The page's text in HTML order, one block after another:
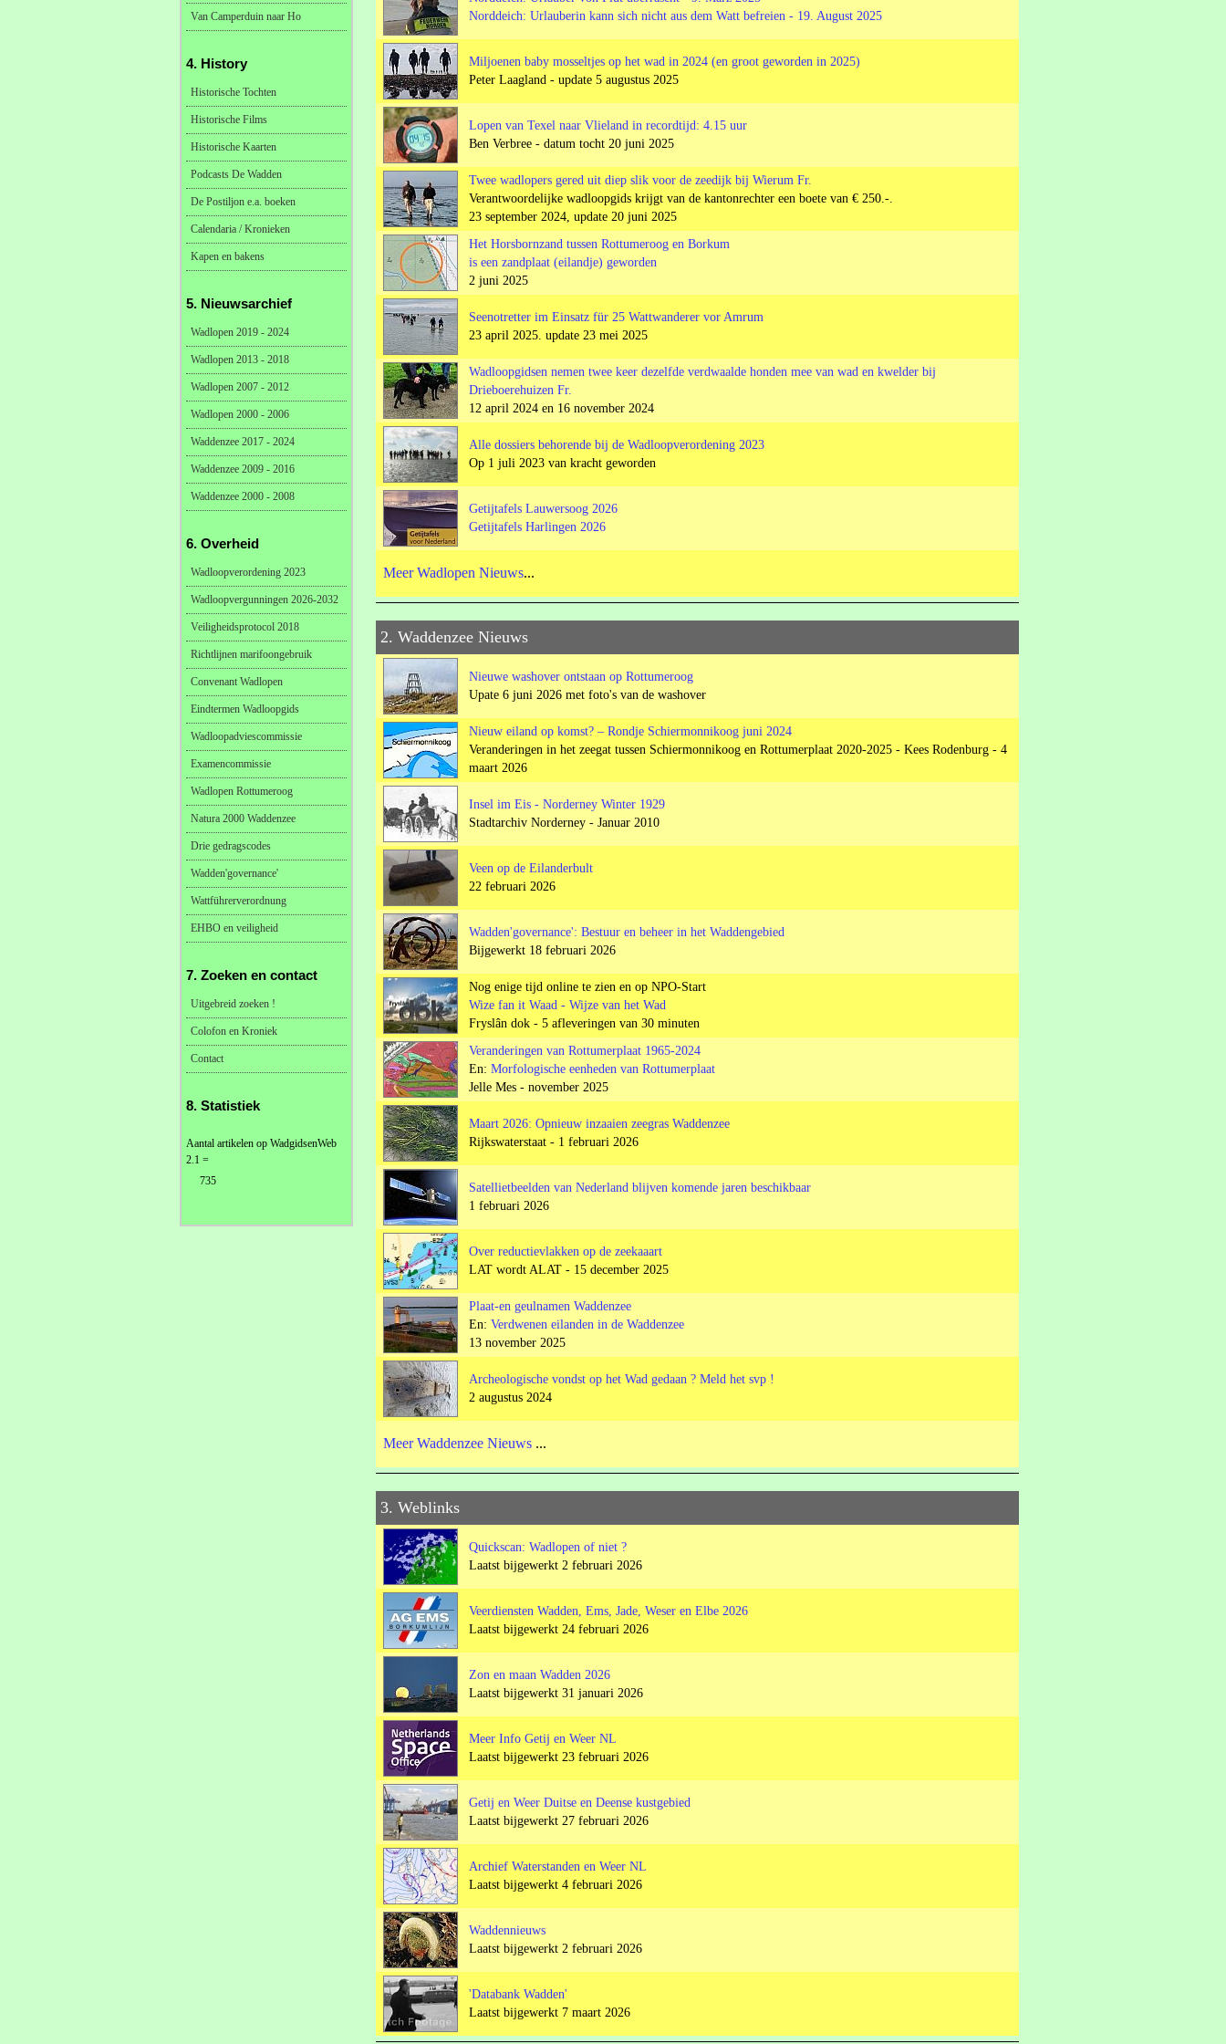
Norddeich: Urlauberin kann sich nicht aus dem Watt befreien - 19. August 2025
Miljoenen baby mosseltjes op het wad in 2024 (en groot geworden in 2025)
Peter Laagland - update 5 augustus 2025
Lopen van Texel naar Vlieland in recordtijd: 4.15 uur
Ben Verbree - datum tocht 20 juni 2025
Twee wadlopers gered uit diep slik voor de zeedijk bij Wierum Fr.
Verantwoordelijke wadloopgids krijgt van de kantonrechter een boete van € 250.-.
23 september 2024, update 20 juni 2025
Het Horsbornzand tussen Rottumeroog en Borkum
is een zandplaat (eilandje) geworden
2 juni 2025
Seenotretter im Einsatz für 25 Wattwanderer vor Amrum
23 april 2025. update 23 mei 2025
Wadloopgidsen nemen twee keer dezelfde verdwaalde honden mee van wad en kwelder bij
Drieboerehuizen Fr.
12 april 2024 en 16 november 2024
Alle dossiers behorende bij de Wadloopverordening 2023
Op 1 juli 2023 van kracht geworden
Getijtafels Lauwersoog 2026
Getijtafels Harlingen 2026
Meer Wadlopen Nieuws...
2. Waddenzee Nieuws
Nieuwe washover ontstaan op Rottumeroog
Upate 6 juni 2026 met foto's van de washover
Nieuw eiland op komst? – Rondje Schiermonnikoog juni 2024
Veranderingen in het zeegat tussen Schiermonnikoog en Rottumerplaat 2020-2025 - Kees Rodenburg - 4
maart 2026
Insel im Eis - Norderney Winter 1929
Stadtarchiv Norderney - Januar 2010
Veen op de Eilanderbult
22 februari 2026
Wadden'governance': Bestuur en beheer in het Waddengebied
Bijgewerkt 18 februari 2026
Nog enige tijd online te zien en op NPO-Start
Wize fan it Waad - Wijze van het Wad
Fryslân dok - 5 afleveringen van 30 minuten
Veranderingen van Rottumerplaat 1965-2024
En: Morfologische eenheden van Rottumerplaat
Jelle Mes - november 2025
Maart 2026: Opnieuw inzaaien zeegras Waddenzee
Rijkswaterstaat - 1 februari 2026
Satellietbeelden van Nederland blijven komende jaren beschikbaar
1 februari 2026
Over reductievlakken op de zeekaaart
LAT wordt ALAT - 15 december 2025
Plaat-en geulnamen Waddenzee
En: Verdwenen eilanden in de Waddenzee
13 november 2025
Archeologische vondst op het Wad gedaan ? Meld het svp !
2 augustus 2024
Meer Waddenzee Nieuws ...
3. Weblinks
Quickscan: Wadlopen of niet ?
Laatst bijgewerkt 2 februari 2026
Veerdiensten Wadden, Ems, Jade, Weser en Elbe 2026
Laatst bijgewerkt 24 februari 2026
Zon en maan Wadden 2026
Laatst bijgewerkt 31 januari 2026
Meer Info Getij en Weer NL
Laatst bijgewerkt 23 februari 2026
Getij en Weer Duitse en Deense kustgebied
Laatst bijgewerkt 27 februari 2026
Archief Waterstanden en Weer NL
Laatst bijgewerkt 4 februari 2026
Waddennieuws
Laatst bijgewerkt 2 februari 2026
'Databank Wadden'
Laatst bijgewerkt 7 maart 2026
Van Camperduin naar Ho
4. History
Historische Tochten
Historische Films
Historische Kaarten
Podcasts De Wadden
De Postiljon e.a. boeken
Calendaria / Kronieken
Kapen en bakens
5. Nieuwsarchief
Wadlopen 2019 - 2024
Wadlopen 2013 - 2018
Wadlopen 2007 - 2012
Wadlopen 2000 - 2006
Waddenzee 2017 - 2024
Waddenzee 2009 - 2016
Waddenzee 2000 - 2008
6. Overheid
Wadloopverordening 2023
Wadloopvergunningen 2026-2032
Veiligheidsprotocol 2018
Richtlijnen marifoongebruik
Convenant Wadlopen
Eindtermen Wadloopgids
Wadloopadviescommissie
Examencommissie
Wadlopen Rottumeroog
Natura 2000 Waddenzee
Drie gedragscodes
Wadden'governance'
Wattführerverordnung
EHBO en veiligheid
7. Zoeken en contact
Uitgebreid zoeken !
Colofon en Kroniek
Contact
8. Statistiek
Aantal artikelen op WadgidsenWeb
2.1 =
735